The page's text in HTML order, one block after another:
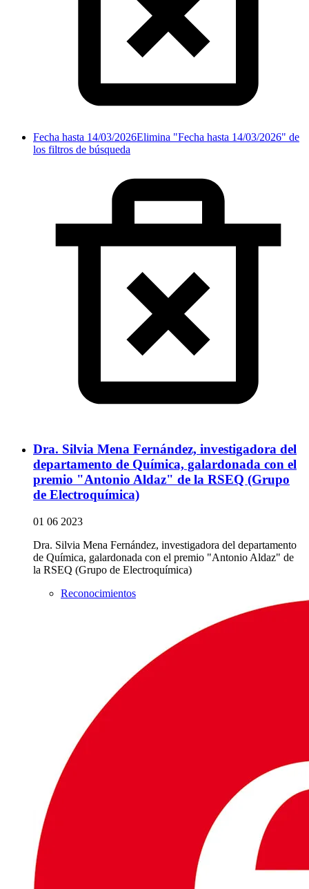
Fecha hasta 14/03/2026Elimina "Fecha hasta 14/03/2026" de
los filtros de búsqueda
Dra. Silvia Mena Fernández, investigadora del
departamento de Química, galardonada con el
premio "Antonio Aldaz" de la RSEQ (Grupo
de Electroquímica)
01 06 2023
Dra. Silvia Mena Fernández, investigadora del departamento
de Química, galardonada con el premio "Antonio Aldaz" de
la RSEQ (Grupo de Electroquímica)
Reconocimientos